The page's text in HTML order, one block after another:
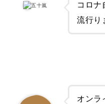
コロナ
流行り
五十嵐
オンラ